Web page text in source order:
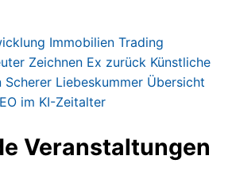
Immobilien Trading
r Zeichnen Ex zurück Künstliche
Scherer Liebeskummer Übersicht
im KI-Zeitalter
Veranstaltungen